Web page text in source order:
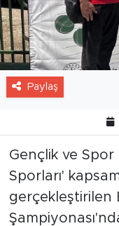
Paylaş
Gençlik ve Spor
Sporları'
gerçekleştirilen